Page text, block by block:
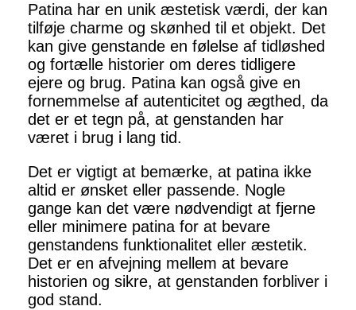
Patina har en unik æstetisk værdi, der kan
tilføje charme og skønhed til et objekt. Det
kan give genstande en følelse af tidløshed
og fortælle historier om deres tidligere
ejere og brug. Patina kan også give en
fornemmelse af autenticitet og ægthed, da
det er et tegn på, at genstanden har
været i brug i lang tid.
Det er vigtigt at bemærke, at patina ikke
altid er ønsket eller passende. Nogle
gange kan det være nødvendigt at fjerne
eller minimere patina for at bevare
genstandens funktionalitet eller æstetik.
Det er en afvejning mellem at bevare
historien og sikre, at genstanden forbliver i
god stand.